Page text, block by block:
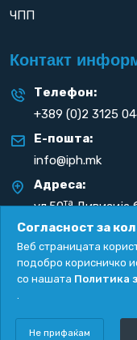
ЧПП
Контакт
Телефон:
+389 (0)2 3125
Е-пошта:
info@iph.mk
Адреса:
ул.50таДивизија
Република С.
Copyright
Согласност за
Веб страницата
подобро корисничко
со нашата Политика
.
Не прифаќам